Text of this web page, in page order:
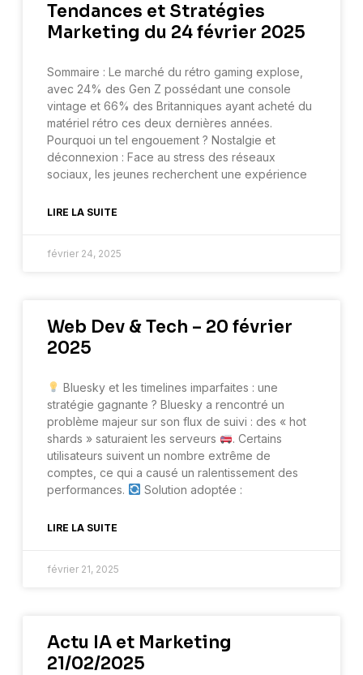
Tendances et Stratégies
Marketing du 24 février 2025
Sommaire : Le marché du rétro gaming explose,
avec 24% des Gen Z possédant une console
vintage et 66% des Britanniques ayant acheté du
matériel rétro ces deux dernières années.
Pourquoi un tel engouement ? Nostalgie et
déconnexion : Face au stress des réseaux
sociaux, les jeunes recherchent une expérience
LIRE LA SUITE
février 24, 2025
Web Dev & Tech – 20 février
2025
Bluesky et les timelines imparfaites : une
stratégie gagnante ? Bluesky a rencontré un
problème majeur sur son flux de suivi : des « hot
shards » saturaient les serveurs
. Certains
utilisateurs suivent un nombre extrême de
comptes, ce qui a causé un ralentissement des
performances.
Solution adoptée :
LIRE LA SUITE
février 21, 2025
Actu IA et Marketing
21/02/2025